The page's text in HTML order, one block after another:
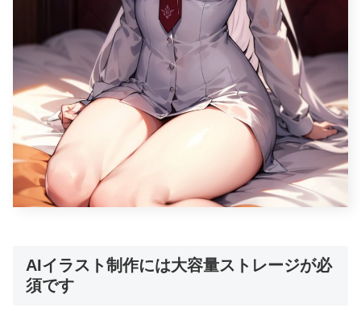
AIイラスト制作には大容量ストレージが必
須です